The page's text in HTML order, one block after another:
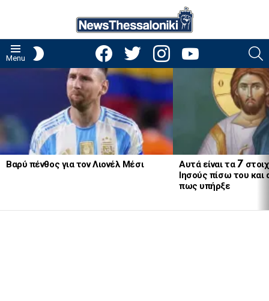
Menu
facebooktwitter instagramyoutube
Βαρύ πένθος για τον Λιονέλ Μέσι
Αυτά είναι τα 7
Ιησούς πίσω του και
πως υπήρξε